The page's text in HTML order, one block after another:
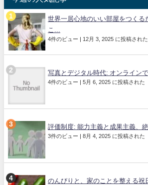
世界一居心地のいい部屋をつくる
こ...
4件のビュー | 12月 3, 2025 に投稿された
写真とデジタル時代: オンライン
4件のビュー | 5月 6, 2025 に投稿された
評価制度: 能力主義と成果主義、
3件のビュー | 8月 4, 2025 に投稿された
のんびりと、家のことを整える祝